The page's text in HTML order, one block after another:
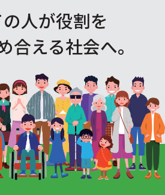
人が役割を
合える社会へ。